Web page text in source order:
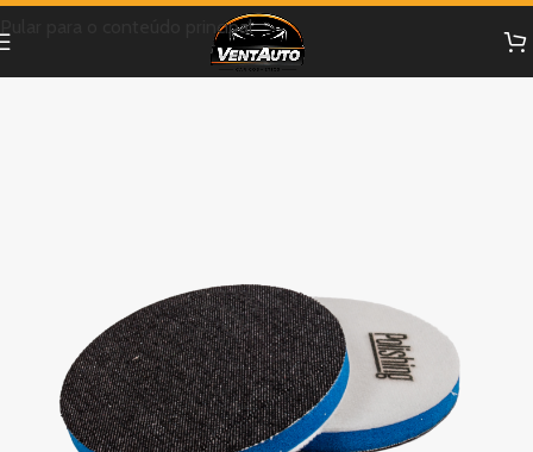
Pular para o conteúdo principal